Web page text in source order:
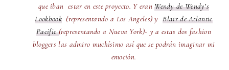
que iban estar en este proyecto. Y eranWendy de Wendy’s
Lookbook(representando a Los Angeles) yBlair de Atlantic
Pacific(representando a Nueva York)- y a estas dos fashion
bloggers las admiro muchísimo así que se podrán imaginar mi
emoción.